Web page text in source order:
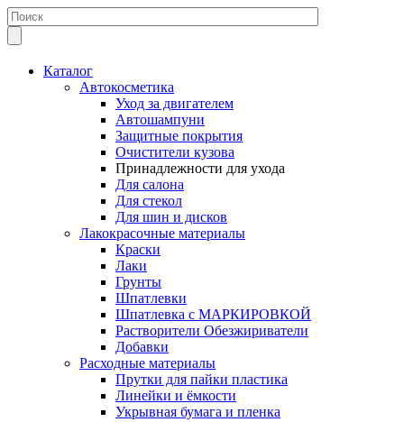
Каталог
Автокосметика
Уход за двигателем
Автошампуни
Защитные покрытия
Очистители кузова
Принадлежности для ухода
Для салона
Для стекол
Для шин и дисков
Лакокрасочные материалы
Краски
Лаки
Грунты
Шпатлевки
Шпатлевка с МАРКИРОВКОЙ
Растворители Обезжириватели
Добавки
Расходные материалы
Прутки для пайки пластика
Линейки и ёмкости
Укрывная бумага и пленка